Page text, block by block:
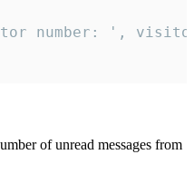
number: ',
of unread messages from